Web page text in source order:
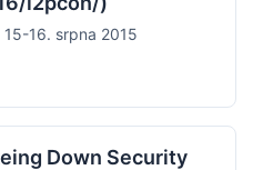
15-16. srpna 2015
Down Security